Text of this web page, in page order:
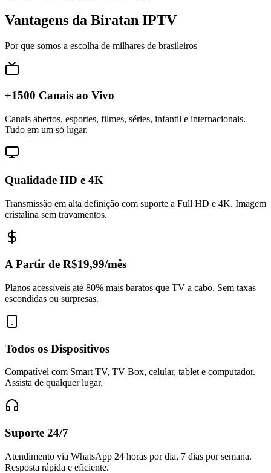
Vantagens da Biratan IPTV
Por que somos a escolha de milhares de brasileiros
+1500 Canais ao Vivo
Canais abertos, esportes, filmes, séries, infantil e internacionais.
Tudo em um só lugar.
Qualidade HD e 4K
Transmissão em alta definição com suporte a Full HD e 4K. Imagem
cristalina sem travamentos.
A Partir de R$19,99/mês
Planos acessíveis até 80% mais baratos que TV a cabo. Sem taxas
escondidas ou surpresas.
Todos os Dispositivos
Compatível com Smart TV, TV Box, celular, tablet e computador.
Assista de qualquer lugar.
Suporte 24/7
Atendimento via WhatsApp 24 horas por dia, 7 dias por semana.
Resposta rápida e eficiente.